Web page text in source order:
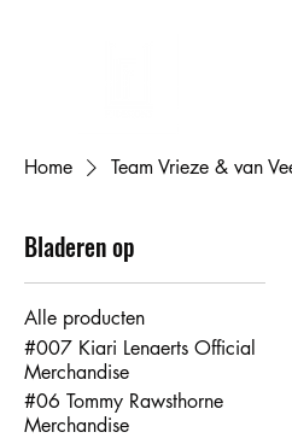
Home Team Vrieze & van
Bladeren op
Alle producten
#007 Kiari Lenaerts Official
Merchandise
#06 Tommy Rawsthorne
Merchandise